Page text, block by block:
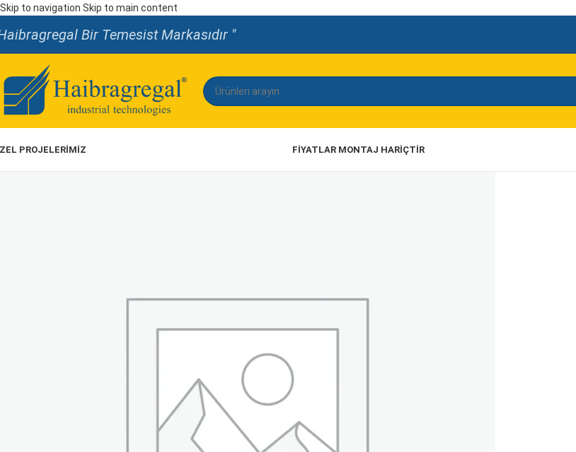
Skip to navigation Skip to main content
Bir Temesist Markasıdır "
PROJELERİMİZ FIYATLAR MONTAJ HARIÇTIR